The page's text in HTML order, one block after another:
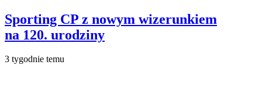
Sporting CP z nowym wizerunkiem
na 120. urodziny
3 tygodnie temu